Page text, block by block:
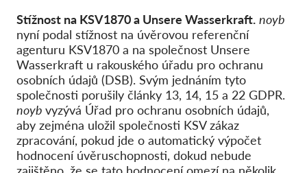
Stížnost na KSV1870 a Unsere Wasserkraft. noyb
nyní podal stížnost na úvěrovou referenční
agenturu KSV1870 a na společnost Unsere
Wasserkraft u rakouského úřadu pro ochranu
osobních údajů (DSB). Svým jednáním tyto
společnosti porušily články 13, 14, 15 a 22 GDPR.
noyb vyzývá Úřad pro ochranu osobních údajů,
aby zejména uložil společnosti KSV zákaz
zpracování, pokud jde o automatický výpočet
hodnocení úvěruschopnosti, dokud nebude